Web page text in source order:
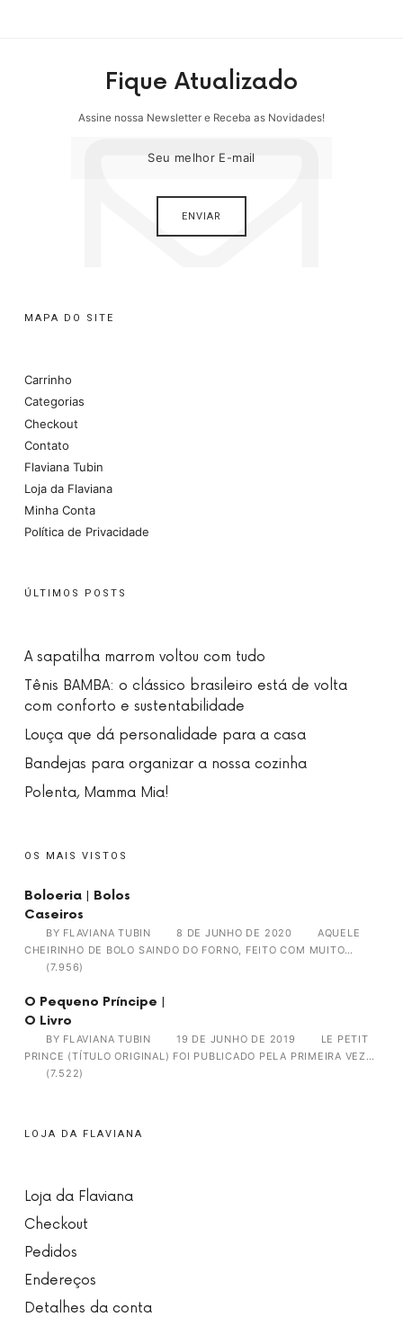
Fique Atualizado
Assine nossa Newsletter e Receba as Novidades!
MAPA DO SITE
Carrinho
Categorias
Checkout
Contato
Flaviana Tubin
Loja da Flaviana
Minha Conta
Política de Privacidade
ÚLTIMOS POSTS
A sapatilha marrom voltou com tudo
Tênis BAMBA: o clássico brasileiro está de volta
com conforto e sustentabilidade
Louça que dá personalidade para a casa
Bandejas para organizar a nossa cozinha
Polenta, Mamma Mia!
OS MAIS VISTOS
Boloeria | Bolos
Caseiros
BY FLAVIANA TUBIN 8 DE JUNHO DE 2020
AQUELE
CHEIRINHO DE BOLO SAINDO DO FORNO, FEITO COM MUITO…
(7.956)
O Pequeno Príncipe |
O Livro
BY FLAVIANA TUBIN 19 DE JUNHO DE 2019
LE PETIT
PRINCE (TÍTULO ORIGINAL) FOI PUBLICADO PELA PRIMEIRA VEZ…
(7.522)
LOJA DA FLAVIANA
Loja da Flaviana
Checkout
Pedidos
Endereços
Detalhes da conta